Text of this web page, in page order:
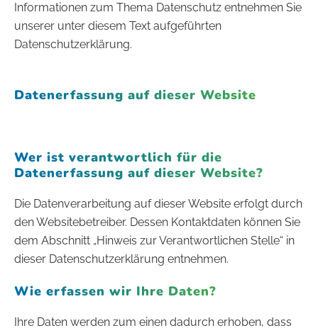
Informationen zum Thema Datenschutz entnehmen Sie
unserer unter diesem Text aufgeführten
Datenschutzerklärung.
Datenerfassung auf dieser Website
Wer ist verantwortlich für die
Datenerfassung auf dieser Website?
Die Datenverarbeitung auf dieser Website erfolgt durch
den Websitebetreiber. Dessen Kontaktdaten können Sie
dem Abschnitt „Hinweis zur Verantwortlichen Stelle“ in
dieser Datenschutzerklärung entnehmen.
Wie erfassen wir Ihre Daten?
Ihre Daten werden zum einen dadurch erhoben, dass